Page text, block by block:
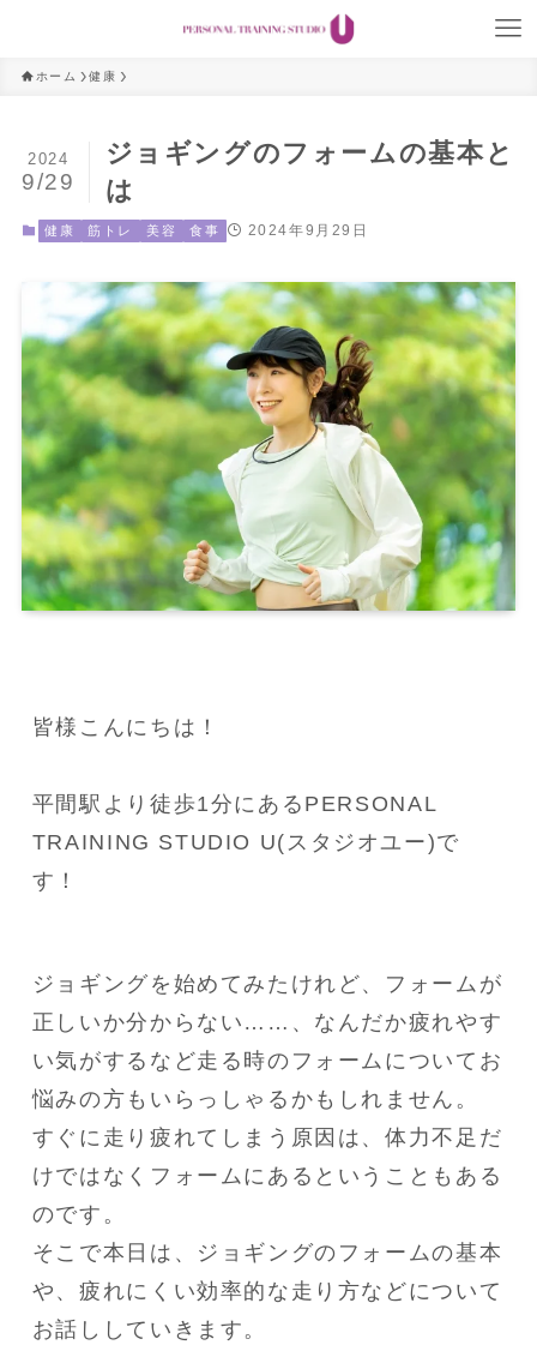
ホーム 健康
ジョギングのフォームの基本と
は
2024
9/29
健康 筋トレ 美容 食事 2024年9月29日
皆様こんにちは！
平間駅より徒歩1分にあるPERSONAL
TRAINING STUDIO U(スタジオユー)で
す！
ジョギングを始めてみたけれど、フォームが
正しいか分からない……、なんだか疲れやす
い気がするなど走る時のフォームについてお
悩みの方もいらっしゃるかもしれません。
すぐに走り疲れてしまう原因は、体力不足だ
けではなくフォームにあるということもある
のです。
そこで本日は、ジョギングのフォームの基本
や、疲れにくい効率的な走り方などについて
お話ししていきます。